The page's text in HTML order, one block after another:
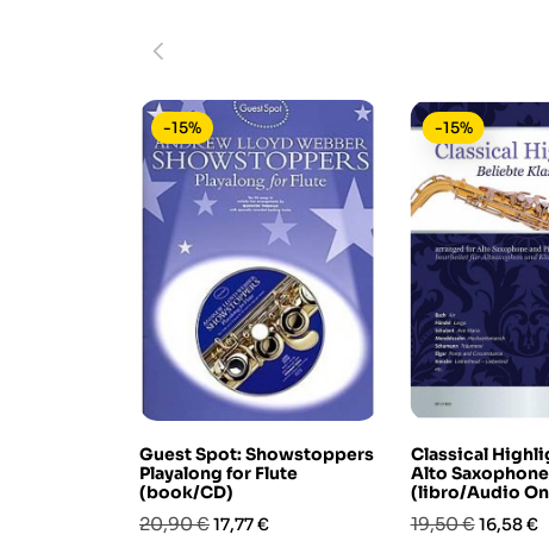
Guest Spot: Showstoppers
Playalong for Flute
(book/CD)
Prezzo
20,90 €Prezzo
17,77 €
-15%
Classical
Alto Saxophone
(libro/Audio
Prezzo
19,50 €Prezzo
16,58 €
-15%